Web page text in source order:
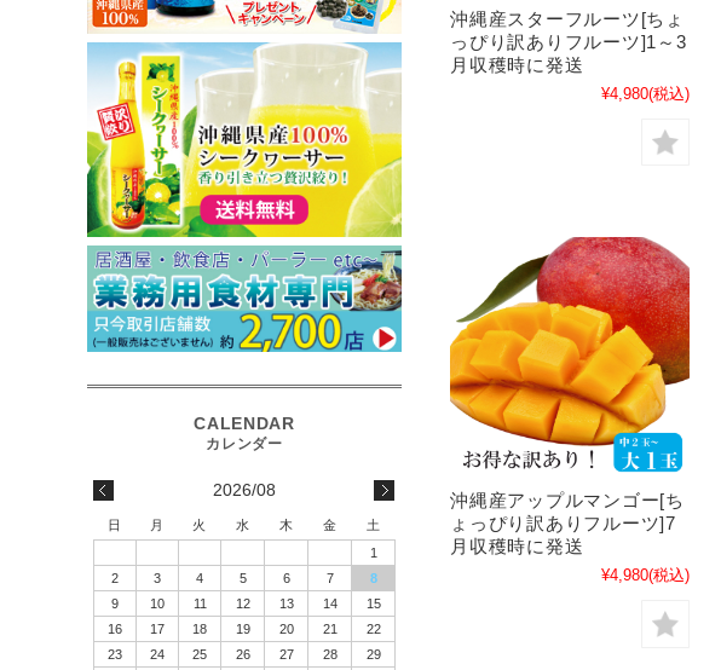
沖縄産スターフルーツ[ちょ
っぴり訳ありフルーツ]1～3
月収穫時に発送
¥4,980(税込)
沖縄産アップルマンゴー[ち
ょっぴり訳ありフルーツ]7
月収穫時に発送
¥4,980(税込)
2026/08
日 月 火 水 木 金
土
1
2
3 4 5 6 7
8
9
10 11 12 13 14
15
16
17 18 19 20 21
22
23
24 25 26 27 28
29